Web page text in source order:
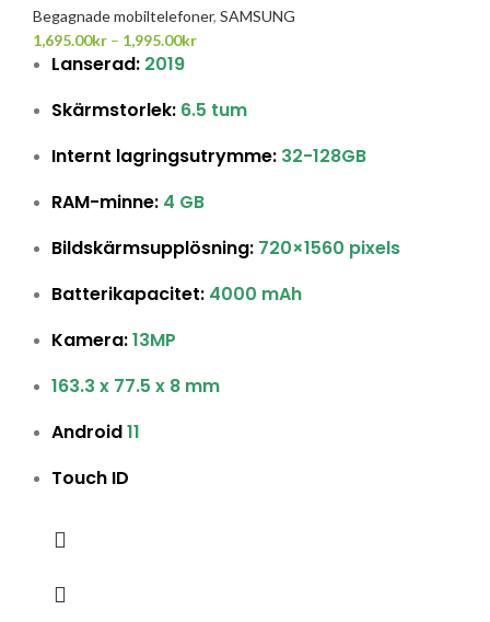
Begagnade mobiltelefoner, SAMSUNG
1,695.00kr – 1,995.00kr
Lanserad: 2019
Skärmstorlek: 6.5 tum
Internt lagringsutrymme: 32-128GB
RAM-minne: 4 GB
Bildskärmsupplösning: 720×1560 pixels
Batterikapacitet: 4000 mAh
Kamera:13MP
163.3 x 77.5 x 8 mm
Android11
Touch ID